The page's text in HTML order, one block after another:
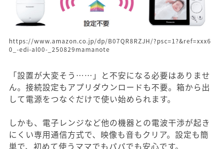
https://www.amazon.co.jp/dp/B07QR8RZJH/?psc=1?&ref=xxx6
0_-edi-al00-_250829mamanote
「設置が大変そう……」と不安になる必要はありませ
ん。接続設定もアプリダウンロードも不要。箱から出
して電源をつなぐだけで使い始められます。
しかも、電子レンジなど他の機器との電波干渉が起き
にくい専用通信方式で、映像も音もクリア。設定も簡
単で、初めて使うママでもパパでも安心です。